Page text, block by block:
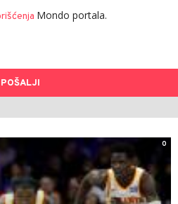
Mondo portala.
POŠALJI
0